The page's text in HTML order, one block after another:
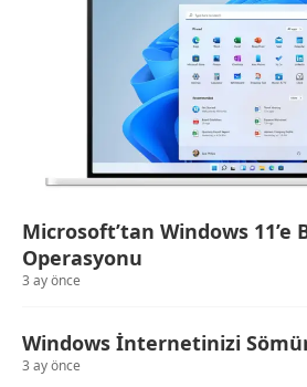
Microsoft’tan Windows 11’e
Operasyonu
3 ay önce
Windows İnternetinizi
3 ay önce